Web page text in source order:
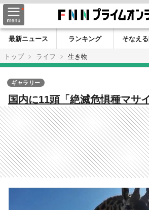
最新ニュース ランキング そなえ
トップ
ライフ 生き物
国内に11頭「絶滅危惧種マサ
以上つづく命のバトンと子キ
【宮崎市フェニックス自然動
ギャラリー